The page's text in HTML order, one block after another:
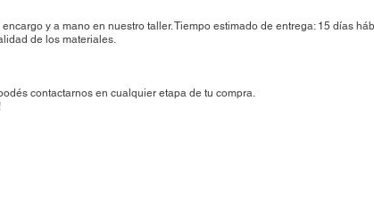
y a mano en nuestro taller. Tiempo estimado de entrega: 15 días
de los materiales.
contactarnos en cualquier etapa de tu compra.